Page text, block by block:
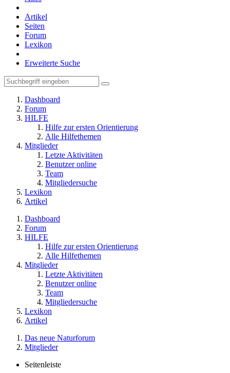
Artikel
Seiten
Forum
Lexikon
Erweiterte Suche
Dashboard
Forum
HILFE
Hilfe zur ersten Orientierung
Alle Hilfethemen
Mitglieder
Letzte Aktivitäten
Benutzer online
Team
Mitgliedersuche
Lexikon
Artikel
Dashboard
Forum
HILFE
Hilfe zur ersten Orientierung
Alle Hilfethemen
Mitglieder
Letzte Aktivitäten
Benutzer online
Team
Mitgliedersuche
Lexikon
Artikel
Das neue Naturforum
Mitglieder
Seitenleiste